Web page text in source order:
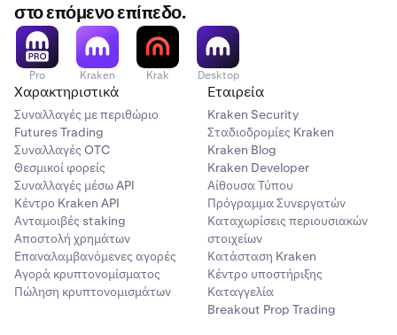
στο επόμενο επίπεδο.
Pro Kraken Krak Desktop
Χαρακτηριστικά
Συναλλαγές με περιθώριο
Futures Trading
Συναλλαγές OTC
Θεσμικοί φορείς
Συναλλαγές μέσω API
Κέντρο Kraken API
Ανταμοιβές staking
Αποστολή χρημάτων
Επαναλαμβανόμενες αγορές
Αγορά κρυπτονομίσματος
Πώληση κρυπτονομισμάτων
Εταιρεία
Kraken Security
Σταδιοδρομίες Kraken
Kraken Blog
Kraken Developer
Αίθουσα Τύπου
Πρόγραμμα Συνεργατών
Καταχωρίσεις περιουσιακών
στοιχείων
Κατάσταση Kraken
Κέντρο υποστήριξης
Καταγγελία
Breakout Prop Trading